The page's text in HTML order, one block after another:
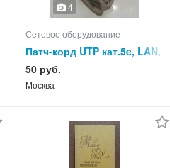
4
Сетевое оборудование
Патч-корд UTP кат.5e, LAN,
литой
50 руб.
Москва